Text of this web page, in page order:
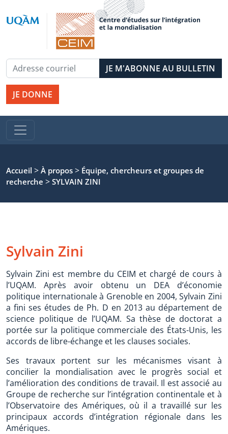
JE DONNE
Accueil > À propos > Équipe, chercheurs et groupes de
recherche > SYLVAIN ZINI
Sylvain Zini
Sylvain Zini est membre du CEIM et chargé de cours à
l’UQAM. Après avoir obtenu un DEA d’économie
politique internationale à Grenoble en 2004, Sylvain Zini
a fini ses études de Ph. D en 2013 au département de
science politique de l’UQAM. Sa thèse de doctorat a
portée sur la politique commerciale des États-Unis, les
accords de libre-échange et les clauses sociales.
Ses travaux portent sur les mécanismes visant à
concilier la mondialisation avec le progrès social et
l’amélioration des conditions de travail. Il est associé au
Groupe de recherche sur l’intégration continentale et à
l’Observatoire des Amériques, où il a travaillé sur les
principaux accords d’intégration régionale dans les
Amériques.